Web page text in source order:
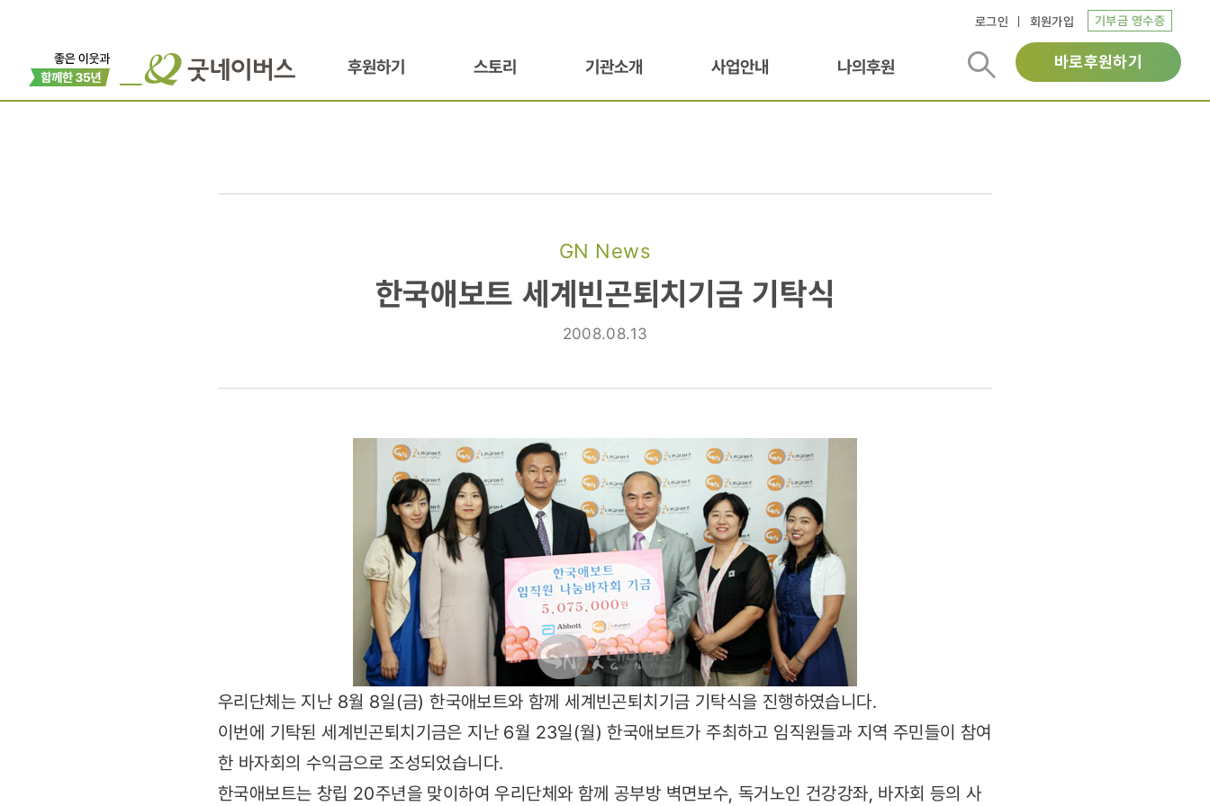
로그인 회원가입 기부금 영수증
후원하기 스토리 기관소개 사업안내 나의후원 바로후원하기
GN News
한국애보트
기탁식
한국애보트 세계빈곤퇴치기금 기탁식
2008.08.13
우리단체는 지난 8월 8일(금) 한국애보트와 함께 세계빈곤퇴치기금 기탁식을 진행하였습니다.
이번에 기탁된 세계빈곤퇴치기금은 지난 6월 23일(월) 한국애보트가 주최하고 임직원들과 지역 주민들이 참여
한 바자회의 수익금으로 조성되었습니다.
한국애보트는 창립 20주년을 맞이하여 우리단체와 함께 공부방 벽면보수, 독거노인 건강강좌, 바자회 등의 사